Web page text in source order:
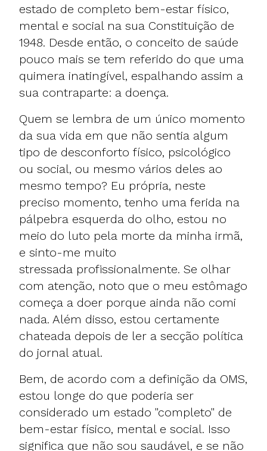
estado de completo bem-estar físico,
mental e social na sua Constituição de
1948. Desde então, o conceito de saúde
pouco mais se tem referido do que uma
quimera inatingível, espalhando assim a
sua contraparte: a doença.
Quem se lembra de um único momento
da sua vida em que não sentia algum
tipo de desconforto físico, psicológico
ou social, ou mesmo vários deles ao
mesmo tempo? Eu própria, neste
preciso momento, tenho uma ferida na
pálpebra esquerda do olho, estou no
meio do luto pela morte da minha irmã,
e sinto-me muito
stressada profissionalmente. Se olhar
com atenção, noto que o meu estômago
começa a doer porque ainda não comi
nada. Além disso, estou certamente
chateada depois de ler a secção política
do jornal atual.
Bem, de acordo com a definição da OMS,
estou longe do que poderia ser
considerado um estado "completo" de
bem-estar físico, mental e social. Isso
significa que não sou saudável, e se não